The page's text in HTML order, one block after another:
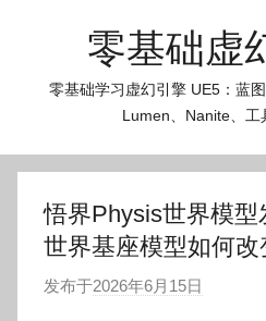
零基础虚
零基础学习虚幻引擎 UE5：蓝
Lumen、Nanite、工
悟界Physis世界模型
世界基座模型如何
发布于2026年6月15日